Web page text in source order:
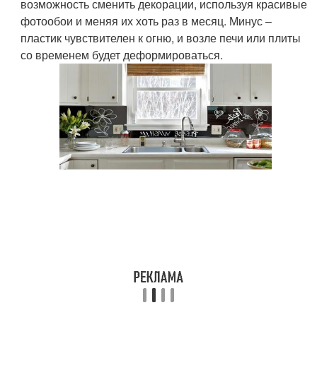
возможность сменить декорации, используя красивые
фотообои и меняя их хоть раз в месяц. Минус –
пластик чувствителен к огню, и возле печи или плиты
со временем будет деформироваться.